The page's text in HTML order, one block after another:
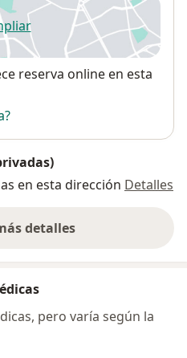
se abre en una nueva
reserva online en esta
en esta dirección Detalles
detalles
sobre la dirección
pero varía según la